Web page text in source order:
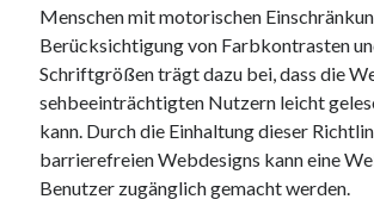
Menschen mit motorischen
Berücksichtigung von Farbkontrasten
Schriftgrößen trägt dazu bei, dass die
sehbeeinträchtigten Nutzern leicht
kann. Durch die Einhaltung dieser
barrierefreien Webdesigns kann eine
Benutzer zugänglich gemacht werden.